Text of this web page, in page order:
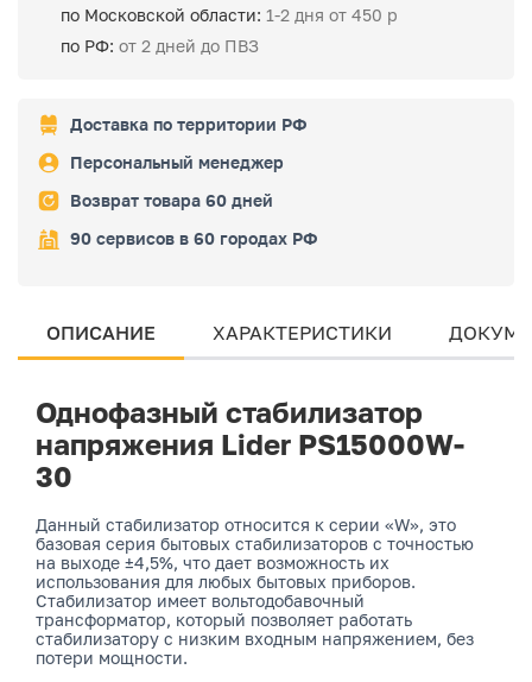
по Московской области: 1-2 дня от 450 р
по РФ: от 2 дней до ПВЗ
Доставка по территории РФ
Персональный менеджер
Возврат товара 60 дней
90 сервисов в 60 городах РФ
ОПИСАНИЕ ХАРАКТЕРИСТИКИ
Однофазный стабилизатор
напряжения Lider PS15000W-
30
Данный стабилизатор относится к серии «W», это
базовая серия бытовых стабилизаторов с точностью
на выходе ±4,5%, что дает возможность их
использования для любых бытовых приборов.
Стабилизатор имеет вольтодобавочный
трансформатор, который позволяет работать
стабилизатору с низким входным напряжением, без
потери мощности.